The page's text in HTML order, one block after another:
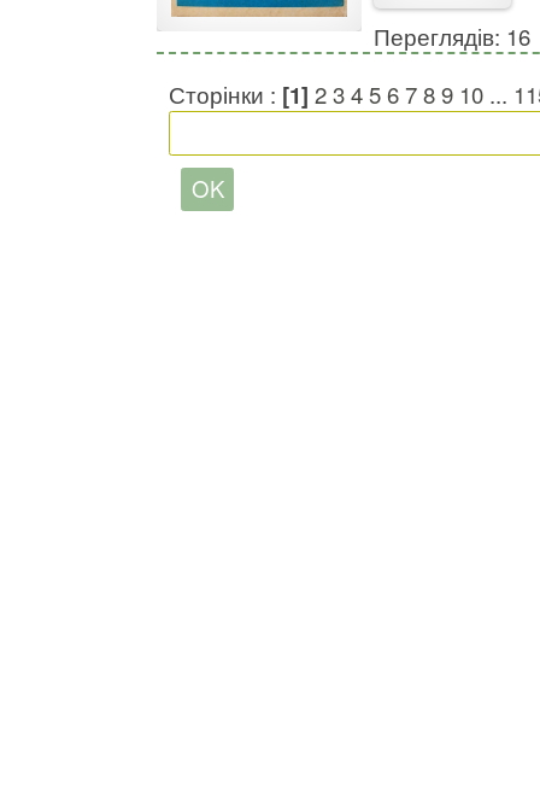
Переглядів: 16
Сторінки : [1] 23456789 10 ...